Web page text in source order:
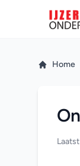
Home